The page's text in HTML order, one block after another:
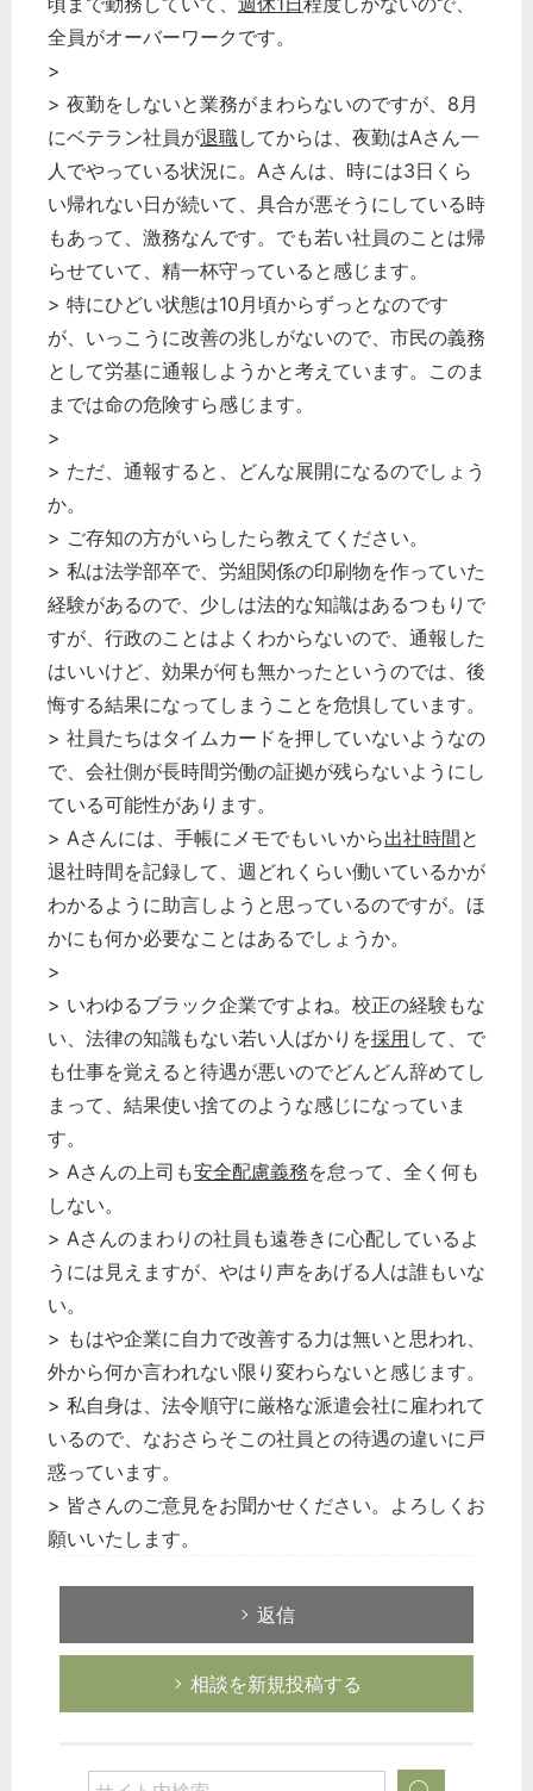
全員がオーバーワークです。
>
> 夜勤をしないと業務がまわらないのですが、8月
にベテラン社員が退職してからは、夜勤はAさん一
人でやっている状況に。Aさんは、時には3日くら
い帰れない日が続いて、具合が悪そうにしている時
もあって、激務なんです。でも若い社員のことは帰
らせていて、精一杯守っていると感じます。
> 特にひどい状態は10月頃からずっとなのです
が、いっこうに改善の兆しがないので、市民の義務
として労基に通報しようかと考えています。このま
までは命の危険すら感じます。
>
> ただ、通報すると、どんな展開になるのでしょう
か。
> ご存知の方がいらしたら教えてください。
> 私は法学部卒で、労組関係の印刷物を作っていた
経験があるので、少しは法的な知識はあるつもりで
すが、行政のことはよくわからないので、通報した
はいいけど、効果が何も無かったというのでは、後
悔する結果になってしまうことを危惧しています。
> 社員たちはタイムカードを押していないようなの
で、会社側が長時間労働の証拠が残らないようにし
ている可能性があります。
> Aさんには、手帳にメモでもいいから出社時間と
退社時間を記録して、週どれくらい働いているかが
わかるように助言しようと思っているのですが。ほ
かにも何か必要なことはあるでしょうか。
>
> いわゆるブラック企業ですよね。校正の経験もな
い、法律の知識もない若い人ばかりを採用 して、で
も仕事を覚えると待遇が悪いのでどんどん辞めてし
まって、結果使い捨てのような感じになっていま
す。
> Aさんの上司も安全配慮義務を怠って、全く何も
しない。
> Aさんのまわりの社員も遠巻きに心配しているよ
うには見えますが、やはり声をあげる人は誰もいな
い。
> もはや企業に自力で改善する力は無いと思われ、
外から何か言われない限り変わらないと感じます。
> 私自身は、法令順守に厳格な派遣会社に雇われて
いるので、なおさらそこの社員との待遇の違いに戸
惑っています。
> 皆さんのご意見をお聞かせください。よろしくお
願いいたします。
返信
相談を新規投稿する
どのカテゴリーに投稿しますか？
選択してください
労務管理
企業法務